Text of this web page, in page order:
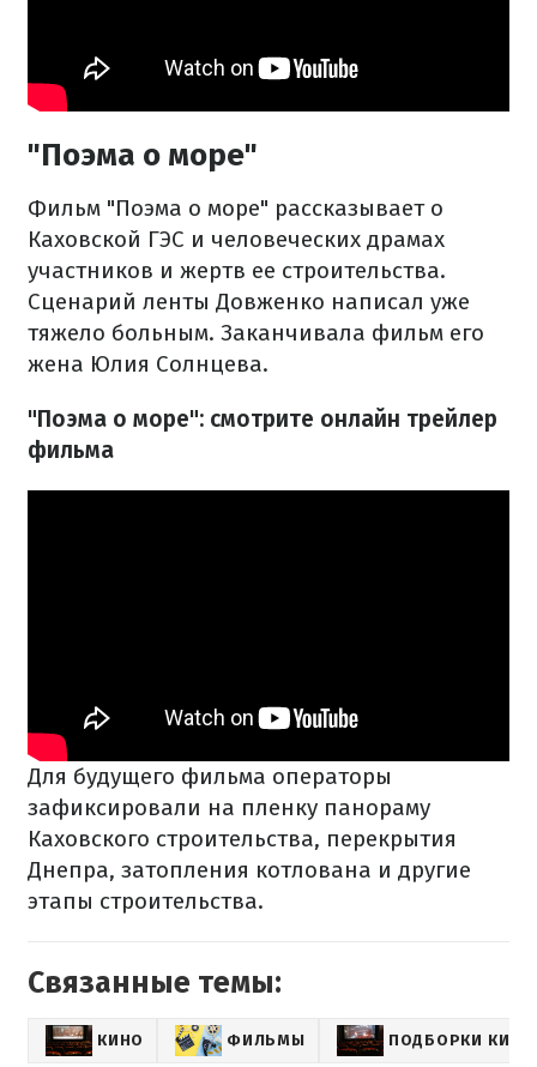
"Поэма о море"
Фильм "Поэма о море" рассказывает о
Каховской ГЭС и человеческих драмах
участников и жертв ее строительства.
Сценарий ленты Довженко написал уже
тяжело больным. Заканчивала фильм его
жена Юлия Солнцева.
"Поэма о море": смотрите онлайн трейлер
фильма
Для будущего фильма операторы
зафиксировали на пленку панораму
Каховского строительства, перекрытия
Днепра, затопления котлована и другие
этапы строительства.
Связанные темы:
КИНО ФИЛЬМЫ ПОДБОРКИ КИНО